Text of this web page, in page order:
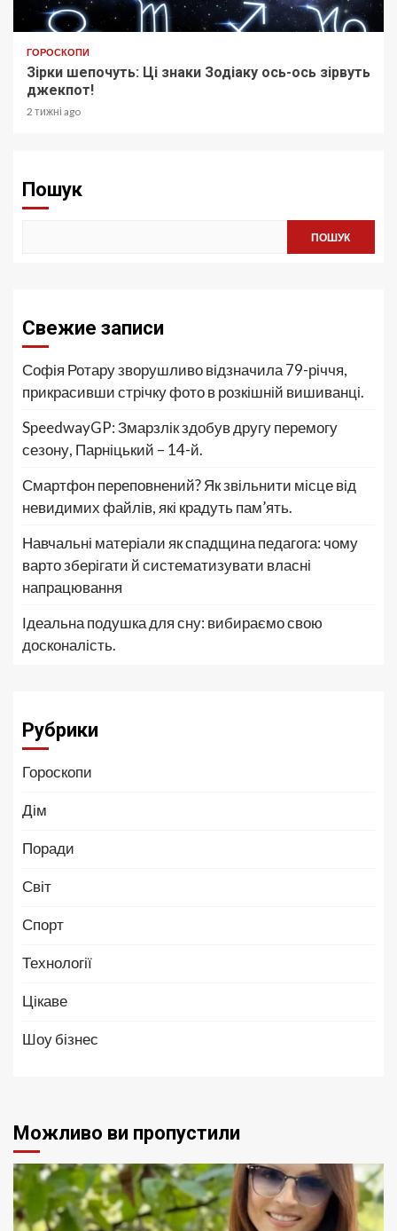
ГОРОСКОПИ
Зірки шепочуть: Ці знаки Зодіаку ось-ось зірвуть
джекпот!
2 тижні ago
Пошук
ПОШУК
Свежие записи
Софія Ротару зворушливо відзначила 79-річчя,
прикрасивши стрічку фото в розкішній вишиванці.
SpeedwayGP: Змарзлік здобув другу перемогу
сезону, Парніцький – 14-й.
Смартфон переповнений? Як звільнити місце від
невидимих файлів, які крадуть пам’ять.
Навчальні матеріали як спадщина педагога: чому
варто зберігати й систематизувати власні
напрацювання
Ідеальна подушка для сну: вибираємо свою
досконалість.
Рубрики
Гороскопи
Дім
Поради
Світ
Спорт
Технології
Цікаве
Шоу бізнес
Можливо ви пропустили